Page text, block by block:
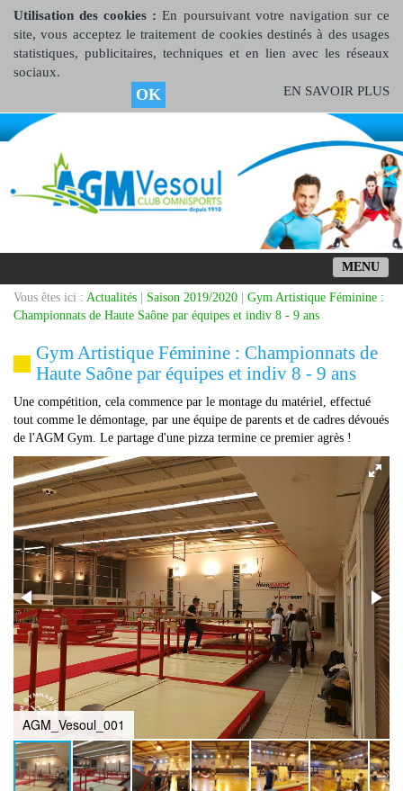
Utilisation des cookies :En poursuivant votre navigation sur ce
site, vous acceptez le traitement de cookies destinés à des usages
statistiques, publicitaires, techniques et en lien avec les réseaux
sociaux.
OK EN SAVOIR PLUS
MENU
Vous êtes ici : Actualités Saison 2019/2020
Gym Artistique Féminine :
Championnats de Haute Saône par équipes et indiv 8 - 9 ans
Gym Artistique Féminine : Championnats de
Haute Saône par équipes et indiv 8 - 9 ans
Une compétition, cela commence par le montage du matériel, effectué
tout comme le démontage, par une équipe de parents et de cadres dévoués
de l'AGM Gym. Le partage d'une pizza termine ce premier agrès !
AGM_Vesoul_001